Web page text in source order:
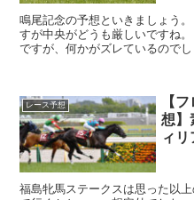
鳴尾記念の予想といきましょう
すが中央がどうも厳しいですね
ですが、何かがズレているので
レース予想
【
想】
ィリ
福島牝馬ステークスは思った以